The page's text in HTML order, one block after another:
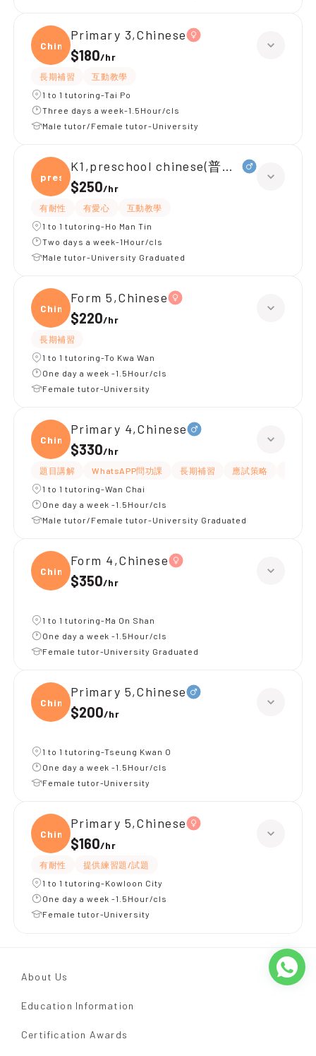
Chine
Primary 3,Chinese
$180/hr
長期補習
互動教學
1 to 1 tutoring-Tai Po
Three days a week-1.5Hour/cls
Male tutor/Female tutor-University
presc
K1,preschool chinese(普通話)
$250/hr
有耐性 有愛心
互動教學
1 to 1 tutoring-Ho Man Tin
Two days a week-1Hour/cls
Male tutor-University Graduated
Chine
Form 5,Chinese
$220/hr
長期補習
1 to 1 tutoring-To Kwa Wan
One day a week -1.5Hour/cls
Female tutor-University
Chine
Primary 4,Chinese
$330/hr
題目講解 WhatsAPP問功課 長期補習 應試策略
1 to 1 tutoring-Wan Chai
One day a week -1.5Hour/cls
Male tutor/Female tutor-University Graduated
Chine
Form 4,Chinese
$350/hr
1 to 1 tutoring-Ma On Shan
One day a week -1.5Hour/cls
Female tutor-University Graduated
Chine
Primary 5,Chinese
$200/hr
1 to 1 tutoring-Tseung Kwan O
One day a week -1.5Hour/cls
Female tutor-University
Chine
Primary 5,Chinese
$160/hr
有耐性
提供練習題/試題
1 to 1 tutoring-Kowloon City
One day a week -1.5Hour/cls
Female tutor-University
About Us
Education Information
Certification Awards